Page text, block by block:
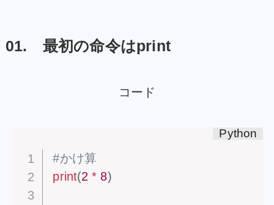
01. 最初の命令はprint
コード
#かけ算
print(2 * 8)